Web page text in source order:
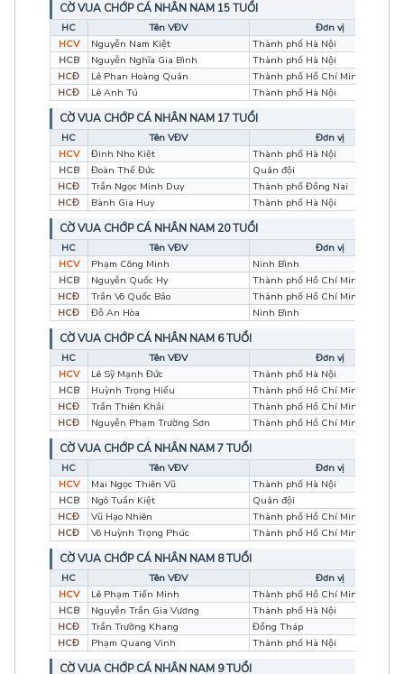
CỜ VUA CHỚP CÁ NHÂN NAM 15 TUỔI
HC Tên VĐV
Đơn vị
HCV
Nguyễn Nam Kiệt
Thành phố Hà Nội
HCB
Nguyễn Nghĩa Gia Bình
Thành phố Hà Nội
HCĐ
Lê Phan Hoàng Quân
Thành phố Hồ Chí Minh
HCĐ
Lê Anh Tú Thành phố Hà Nội
CỜ VUA CHỚP CÁ NHÂN NAM 17 TUỔI
HC Tên VĐV
Đơn vị
HCV
Đinh Nho Kiệt
Thành phố Hà Nội
HCB
Đoàn Thế Đức
Quân đội
HCĐ
Trần Ngọc Minh Duy
Thành phố Đồng Nai
HCĐ
Bành Gia Huy Thành phố Hà Nội
CỜ VUA CHỚP CÁ NHÂN NAM 20 TUỔI
HC Tên VĐV
Đơn vị
HCV
Phạm Công Minh
Ninh Bình
HCB
Nguyễn Quốc Hy
Thành phố Hồ Chí Minh
HCĐ
Trần Võ Quốc Bảo
Thành phố Hồ Chí Minh
HCĐ
Đỗ An Hòa Ninh Bình
CỜ VUA CHỚP CÁ NHÂN NAM 6 TUỔI
HC Tên VĐV
Đơn vị
HCV
Lê Sỹ Mạnh Đức
Thành phố Hà Nội
HCB
Huỳnh Trọng Hiếu
Thành phố Hồ Chí Minh
HCĐ
Trần Thiên Khải
Thành phố Hồ Chí Minh
HCĐ
Nguyễn Phạm Trường Sơn Thành phố Hồ Chí Minh
CỜ VUA CHỚP CÁ NHÂN NAM 7 TUỔI
HC Tên VĐV
Đơn vị
HCV
Mai Ngọc Thiên Vũ
Thành phố Hà Nội
HCB
Ngô Tuấn Kiệt
Quân đội
HCĐ
Vũ Hạo Nhiên
Thành phố Hồ Chí Minh
HCĐ
Võ Huỳnh Trọng Phúc Thành phố Hồ Chí Minh
CỜ VUA CHỚP CÁ NHÂN NAM 8 TUỔI
HC Tên VĐV
Đơn vị
HCV
Lê Phạm Tiến Minh
Thành phố Hồ Chí Minh
HCB
Nguyễn Trần Gia Vương
Thành phố Hà Nội
HCĐ
Trần Trường Khang
Đồng Tháp
HCĐ
Phạm Quang Vinh Thành phố Hà Nội
CỜ VUA CHỚP CÁ NHÂN NAM 9 TUỔI